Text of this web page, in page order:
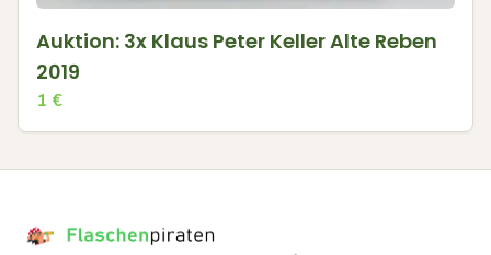
Auktion: 3x Klaus Peter Keller Alte Reben
2019
1 €